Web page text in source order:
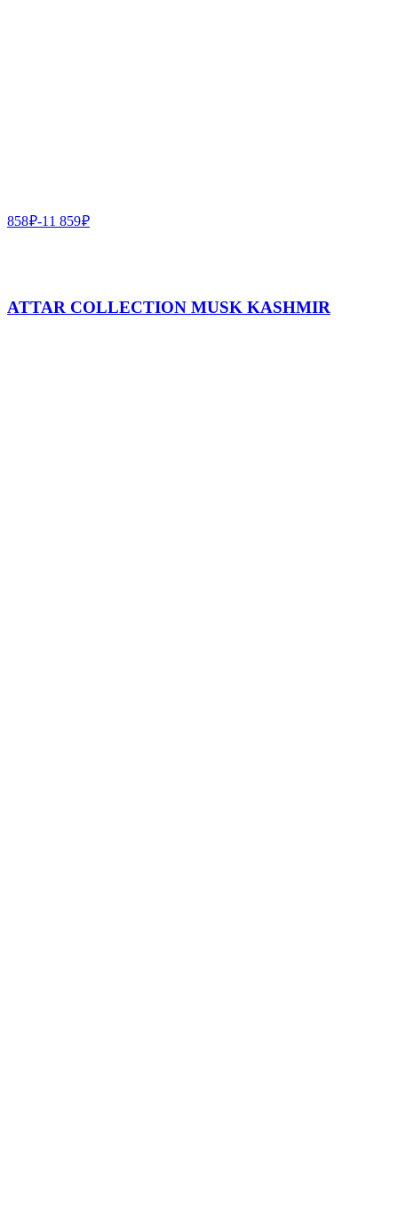
858₽-11 859₽
ATTAR COLLECTION MUSK KASHMIR